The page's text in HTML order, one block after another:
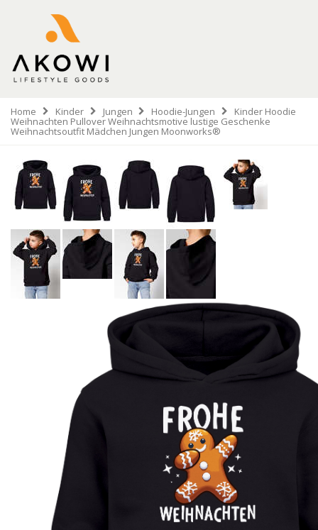
Home Kinder Jungen Hoodie-Jungen Kinder Hoodie
Weihnachten Pullover Weihnachtsmotive lustige Geschenke
Weihnachtsoutfit Mädchen Jungen Moonworks®